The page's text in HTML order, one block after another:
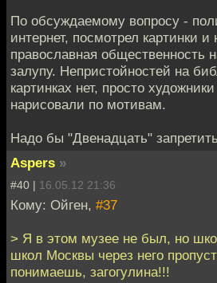
По обсуждаемому вопросу -
интернет, посмотрел картинки и
православная общественность
залупу. Непристойностей на
картинках нет, просто
нарисовали по мотивам.
Надо бы "Двенадцать"
Aspers »
#40 | 16.05.12 21:36
Кому: Ойген, #37
> Я в этом музее не был, но
школ Москвы через него
понимаешь, загогулина!!!